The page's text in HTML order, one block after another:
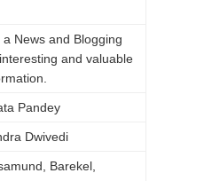
a News and Blogging
and valuable
Pandey
Dwivedi
Barekel,